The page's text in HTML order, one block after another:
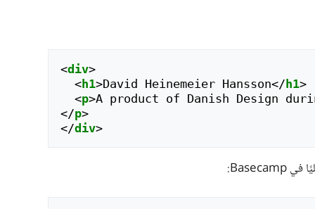
<div>
<h1>David Heinemeier Hansson</h1>
<p>A product of Danish Design
</p>
</div>